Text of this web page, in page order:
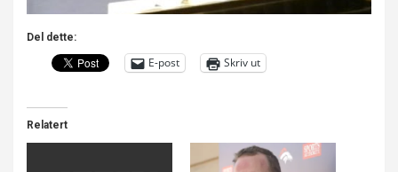
Del dette:
E-post Skriv ut
Relatert